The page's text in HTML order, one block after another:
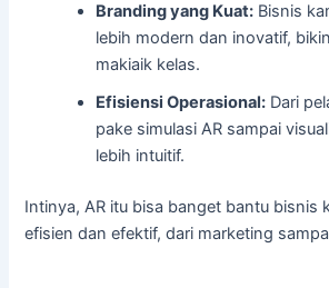
Branding yang Kuat: Bisnis
lebih modern dan inovatif,
makiaik kelas.
Efisiensi Operasional: Dari
pake simulasi AR sampai
lebih intuitif.
Intinya, AR itu bisa banget bantu bisnis
efisien dan efektif, dari marketing